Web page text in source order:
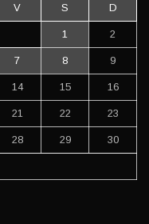
V S D
1 2
7 8 9
14 15 16
21 22 23
28 29 30